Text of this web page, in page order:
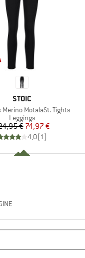
MARCHIO
STOIC
MotalaSt. Tights
Gruppo di prodotti
Leggings
Prezzo
€Prezzo ridotto
74,97 €
4,0(1)